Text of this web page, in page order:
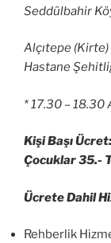
Seddülbahir
Alçıtepe (Kirte)
Hastane
* 17.30 – 18.30
Kişi Başı
Çocuklar 35.-
Ücrete Dahil
Rehberlik